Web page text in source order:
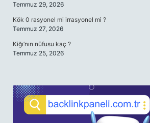
Temmuz 29, 2026
Kök 0 rasyonel mi irrasyonel mi ?
Temmuz 27, 2026
Kiğı’nın nüfusu kaç ?
Temmuz 25, 2026